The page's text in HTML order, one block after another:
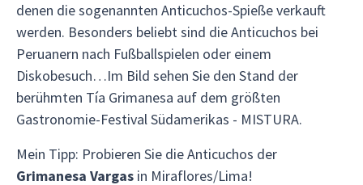
denen die sogenannten Anticuchos-Spieße verkauft
werden. Besonders beliebt sind die Anticuchos bei
Peruanern nach Fußballspielen oder einem
Diskobesuch…Im Bild sehen Sie den Stand der
berühmten Tía Grimanesa auf dem größten
Gastronomie-Festival Südamerikas - MISTURA.
Mein Tipp: Probieren Sie die Anticuchos der
Grimanesa Vargas in Miraflores/Lima!